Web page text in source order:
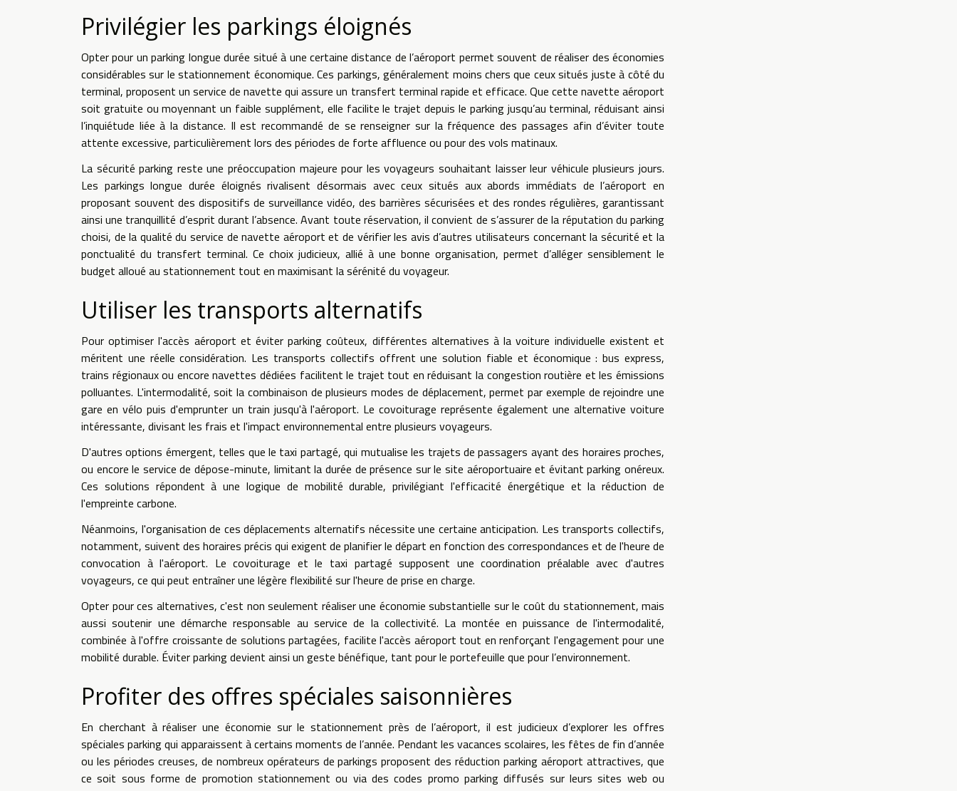
Privilégier les parkings éloignés
Opter pour un parking longue durée situé à une certaine distance de l’aéroport permet souvent de réaliser des économies
considérables sur le stationnement économique. Ces parkings, généralement moins chers que ceux situés juste à côté du
terminal, proposent un service de navette qui assure un transfert terminal rapide et efficace. Que cette navette aéroport
soit gratuite ou moyennant un faible supplément, elle facilite le trajet depuis le parking jusqu’au terminal, réduisant ainsi
l’inquiétude liée à la distance. Il est recommandé de se renseigner sur la fréquence des passages afin d’éviter toute
attente excessive, particulièrement lors des périodes de forte affluence ou pour des vols matinaux.
La sécurité parking reste une préoccupation majeure pour les voyageurs souhaitant laisser leur véhicule plusieurs jours.
Les parkings longue durée éloignés rivalisent désormais avec ceux situés aux abords immédiats de l’aéroport en
proposant souvent des dispositifs de surveillance vidéo, des barrières sécurisées et des rondes régulières, garantissant
ainsi une tranquillité d’esprit durant l’absence. Avant toute réservation, il convient de s’assurer de la réputation du parking
choisi, de la qualité du service de navette aéroport et de vérifier les avis d’autres utilisateurs concernant la sécurité et la
ponctualité du transfert terminal. Ce choix judicieux, allié à une bonne organisation, permet d’alléger sensiblement le
budget alloué au stationnement tout en maximisant la sérénité du voyageur.
Utiliser les transports alternatifs
Pour optimiser l'accès aéroport et éviter parking coûteux, différentes alternatives à la voiture individuelle existent et
méritent une réelle considération. Les transports collectifs offrent une solution fiable et économique : bus express,
trains régionaux ou encore navettes dédiées facilitent le trajet tout en réduisant la congestion routière et les émissions
polluantes. L'intermodalité, soit la combinaison de plusieurs modes de déplacement, permet par exemple de rejoindre une
gare en vélo puis d'emprunter un train jusqu'à l'aéroport. Le covoiturage représente également une alternative voiture
intéressante, divisant les frais et l'impact environnemental entre plusieurs voyageurs.
D'autres options émergent, telles que le taxi partagé, qui mutualise les trajets de passagers ayant des horaires proches,
ou encore le service de dépose-minute, limitant la durée de présence sur le site aéroportuaire et évitant parking onéreux.
Ces solutions répondent à une logique de mobilité durable, privilégiant l'efficacité énergétique et la réduction de
l'empreinte carbone.
Néanmoins, l'organisation de ces déplacements alternatifs nécessite une certaine anticipation. Les transports collectifs,
notamment, suivent des horaires précis qui exigent de planifier le départ en fonction des correspondances et de l'heure de
convocation à l'aéroport. Le covoiturage et le taxi partagé supposent une coordination préalable avec d'autres
voyageurs, ce qui peut entraîner une légère flexibilité sur l'heure de prise en charge.
Opter pour ces alternatives, c'est non seulement réaliser une économie substantielle sur le coût du stationnement, mais
aussi soutenir une démarche responsable au service de la collectivité. La montée en puissance de l'intermodalité,
combinée à l'offre croissante de solutions partagées, facilite l'accès aéroport tout en renforçant l'engagement pour une
mobilité durable. Éviter parking devient ainsi un geste bénéfique, tant pour le portefeuille que pour l’environnement.
Profiter des offres spéciales saisonnières
En cherchant à réaliser une économie sur le stationnement près de l’aéroport, il est judicieux d’explorer les offres
spéciales parking qui apparaissent à certains moments de l’année. Pendant les vacances scolaires, les fêtes de fin d’année
ou les périodes creuses, de nombreux opérateurs de parkings proposent des réduction parking aéroport attractives, que
ce soit sous forme de promotion stationnement ou via des codes promo parking diffusés sur leurs sites web ou